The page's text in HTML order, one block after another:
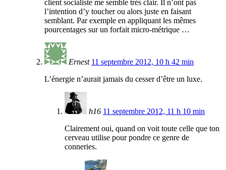
client socialiste me semble très clair. Il n’ont pas
l’intention d’y toucher ou alors juste en faisant
semblant. Par exemple en appliquant les mêmes
pourcentages sur un forfait micro-métrique …
Ernest 11 septembre 2012, 10 h 42 min
L’énergie n’aurait jamais du cesser d’être un luxe.
h16 11 septembre 2012, 11 h 10 min
Clairement oui, quand on voit toute celle que ton
cerveau utilise pour pondre ce genre de
conneries.